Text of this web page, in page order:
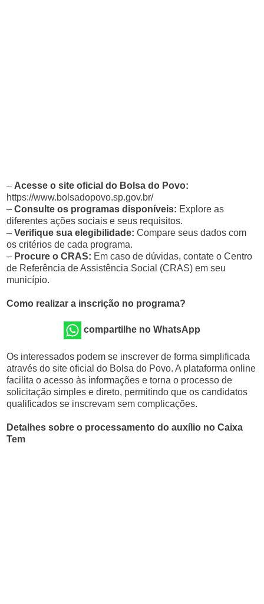
– Acesse o site oficial do Bolsa do Povo:
https://www.bolsadopovo.sp.gov.br/
–Consulte os programas disponíveis: Explore as
diferentes ações sociais e seus requisitos.
–Verifique sua elegibilidade: Compare seus dados com
os critérios de cada programa.
– Procure o CRAS: Em caso de dúvidas, contate o Centro
de Referência de Assistência Social (CRAS) em seu
município.
Como realizar a inscrição no programa?
compartilhe no WhatsApp
Os interessados podem se inscrever de forma simplificada
através do site oficial do Bolsa do Povo. A plataforma online
facilita o acesso às informações e torna o processo de
solicitação simples e direto, permitindo que os candidatos
qualificados se inscrevam sem complicações.
Detalhes sobre o processamento do auxílio no Caixa
Tem